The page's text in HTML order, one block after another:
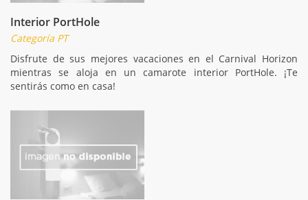
Interior PortHole
Categoría PT
Disfrute de sus mejores vacaciones en el Carnival Horizon
mientras se aloja en un camarote interior PortHole. ¡Te
sentirás como en casa!